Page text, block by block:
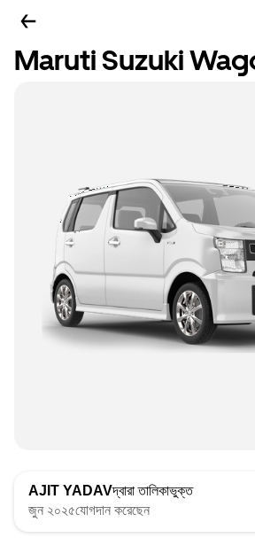
Maruti Suzuki
AJIT YADAVদ্বারা তালিকাভুক্ত
জুন ২০২৫যোগদান করেছেন